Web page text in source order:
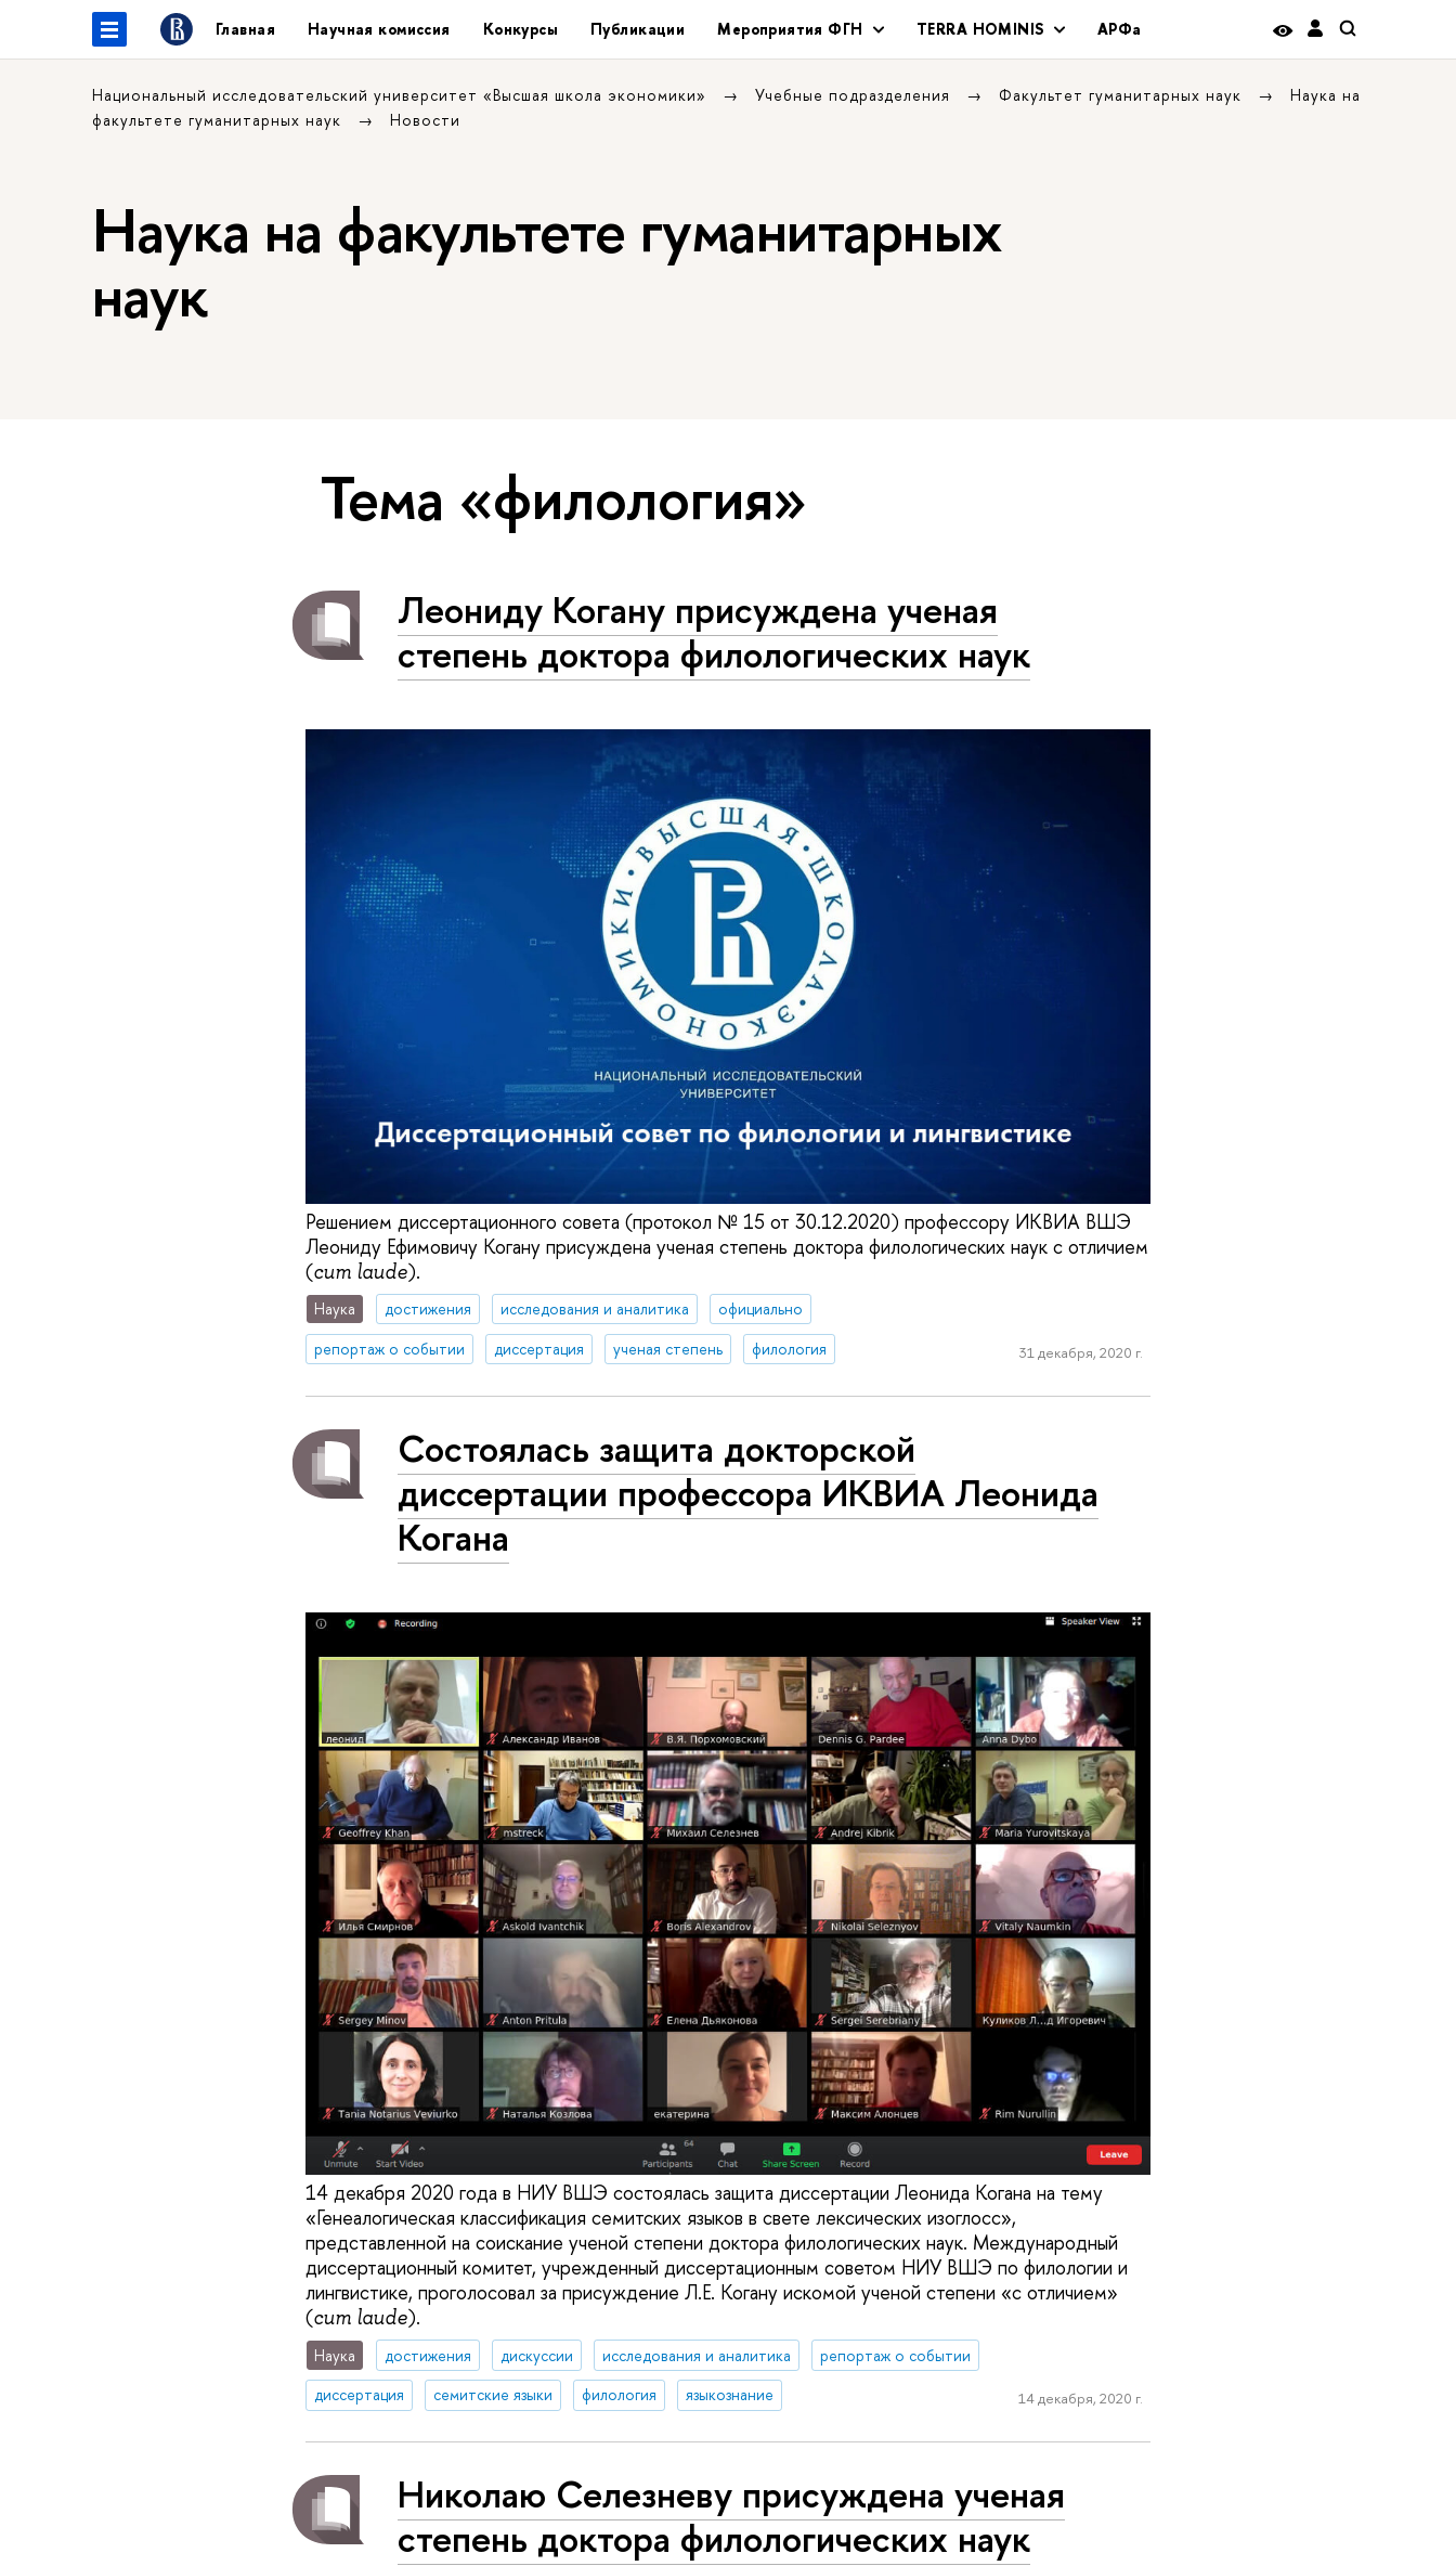
Главная Научная комиссия Конкурсы Публикации Мероприятия ФГН TERRA HOMINIS АРФа
Национальный исследовательский университет «Высшая школа экономики» Учебные подразделения Факультет гуманитарных наук
Наука на
факультете гуманитарных наук
Новости
Наука на факультете гуманитарных
наук
Тема «филология»
Леониду Когану присуждена ученая
степень доктора филологических наук
Решением диссертационного совета (протокол № 15 от 30.12.2020) профессору ИКВИА ВШЭ
Леониду Ефимовичу Когану присуждена ученая степень доктора филологических наук с отличием
(cum laude).
Наука достижения исследования и аналитика
официально
репортаж о событии
диссертация ученая степень филология 31 декабря, 2020 г.
Состоялась защита докторской
диссертации профессора ИКВИА Леонида
Когана
14 декабря 2020 года в НИУ ВШЭ состоялась защита диссертации Леонида Когана на тему
«Генеалогическая классификация семитских языков в свете лексических изоглосс»,
представленной на соискание ученой степени доктора филологических наук. Международный
диссертационный комитет, учрежденный диссертационным советом НИУ ВШЭ по филологии и
лингвистике, проголосовал за присуждение Л.Е. Когану искомой ученой степени «с отличием»
(cum laude).
Наука достижения дискуссии исследования и аналитика
репортаж о событии
диссертация
семитские языки филология языкознание 14 декабря, 2020 г.
Николаю Селезневу присуждена ученая
степень доктора филологических наук